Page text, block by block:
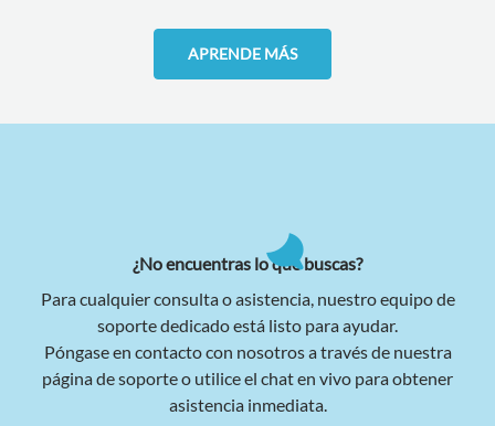
APRENDE MÁS
¿No encuentras lo que buscas?
Para cualquier consulta o asistencia, nuestro equipo de
soporte dedicado está listo para ayudar.
Póngase en contacto con nosotros a través de nuestra
página de soporte o utilice el chat en vivo para obtener
asistencia inmediata.